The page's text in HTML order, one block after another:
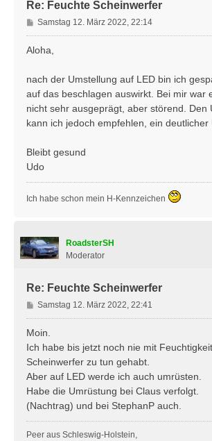
Re: Feuchte Scheinwerfer
B
e
i
a
g
Samstag 12. März 2022, 22:14
Aloha,
nach der Umstellung auf LED bin ich
auf das beschlagen auswirkt. Bei mir war
nicht sehr ausgeprägt, aber störend. Den
kann ich jedoch empfehlen, ein deutlicher
Bleibt gesund
Udo
Ich habe schon mein H-Kennzeichen
RoadsterSH
Moderator
Re: Feuchte Scheinwerfer
B
e
i
t
r
a
g
Samstag 12. März 2022, 22:41
Moin.
Ich habe bis jetzt noch nie mit
Scheinwerfer zu tun gehabt.
Aber auf LED werde ich auch umrüsten.
Habe die Umrüstung bei Claus verfolgt.
(Nachtrag) und bei StephanP auch.
Peer aus Schleswig-Holstein,